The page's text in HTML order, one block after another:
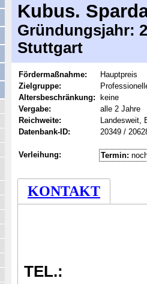
Kubus.
Gründungsjahr:
Stuttgart
Fördermaßnahme:
Hauptpreis
Zielgruppe:
Altersbeschränkung:
keine
Vergabe:
alle 2 Jahre
Reichweite:
Landesweit,
Datenbank-ID:
20349 /
Verleihung: Termin:
KONTAKT
TEL.: